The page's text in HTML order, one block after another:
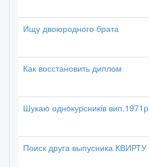
Ищу двоюродного брата
Как восстановить диплом
Шукаю однокурсників
Поиск друга выпусника КВИРТУ